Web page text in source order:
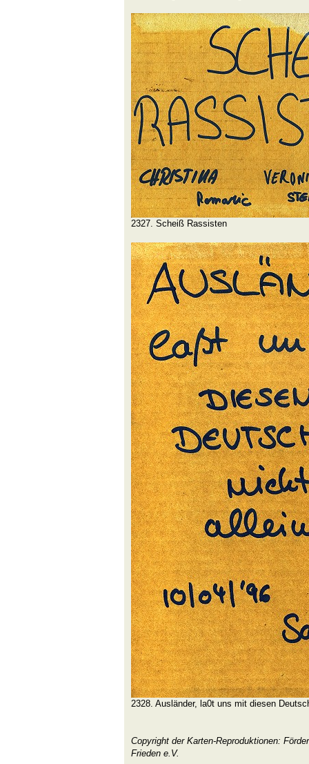
2327. Scheiß Rassisten
2328. Ausländer, la0t uns mit diesen
Copyright der Karten-Reproduktionen:
Frieden e.V.